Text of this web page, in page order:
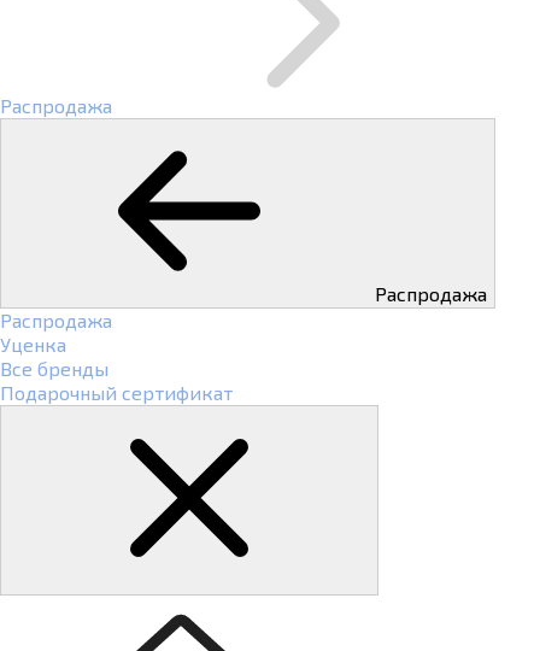
Распродажа
Распродажа
Распродажа
Уценка
Все бренды
Подарочный сертификат